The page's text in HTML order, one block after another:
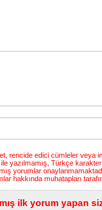
rencide edici cümleler veya
yazılmamış, Türkçe
yorumlar
hakkında muhatapları
ilk yorum yapan